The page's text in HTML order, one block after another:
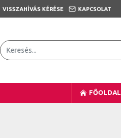
VISSZAHÍVÁS KÉRÉSE KAPCSOLAT
FŐOLDAL